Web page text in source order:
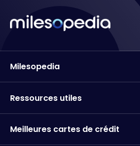
Milesopedia
Ressources utiles
Meilleures cartes de crédit